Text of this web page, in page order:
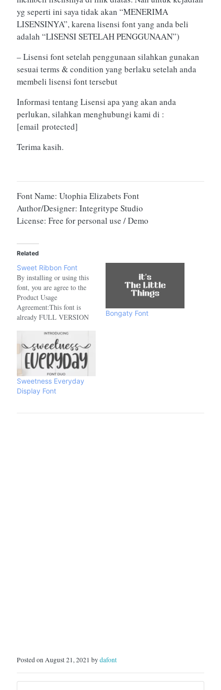
yg seperti ini saya tidak akan “MENERIMA
LISENSINYA”, karena lisensi font yang anda beli
adalah “LISENSI SETELAH PENGGUNAAN”)
– Lisensi font setelah penggunaan silahkan gunakan
sesuai terms & condition yang berlaku setelah anda
membeli lisensi font tersebut
Informasi tentang Lisensi apa yang akan anda
perlukan, silahkan menghubungi kami di :
[email protected]
Terima kasih.
Font Name: Utophia Elizabets Font
Author/Designer: Integritype Studio
License: Free for personal use / Demo
Related
Sweet Ribbon Font
By installing or using this
font, you are agree to the
Product Usage
Agreement:This font is
already FULL VERSION
USE. NO COMMERCIAL
USE ALLOWED!link to
purchase full version and
commercial licence :-
https://www.creativefabrica.com/product/sweet-
ribbon/ref/208521- For
Corporate use you have to
If you need an…
Bongaty Font
Sweetness Everyday
Display Font
Posted on August 21, 2021 bydafont